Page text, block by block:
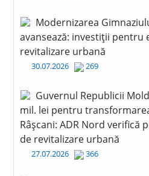
Modernizarea
avansează: investiții pentru
revitalizare urbană
30.07.2026 269
Guvernul Republicii
mil. lei pentru
Râșcani: ADR Nord verifică
de revitalizare urbană
27.07.2026 366